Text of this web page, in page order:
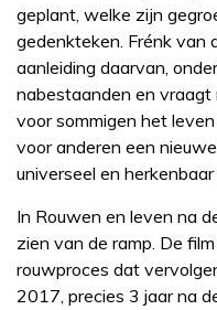
geplant, welke zijn
gedenkteken. Frénk van
aanleiding daarvan,
nabestaanden en
voor sommigen het
voor anderen een
universeel en
In Rouwen en leven na
zien van de ramp. De
rouwproces dat
2017, precies 3 jaar na